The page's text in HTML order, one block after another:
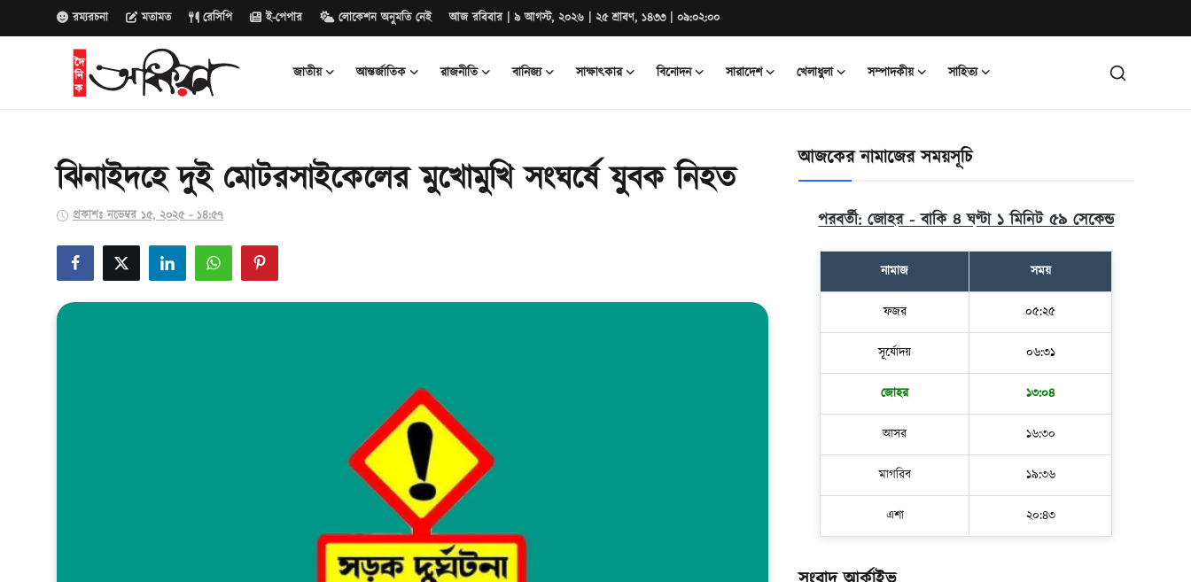
রম্যরচনা মতামত রেসিপি ই-পেপার লোকেশন অনুমতি নেই আজ রবিবার | ৯ আগস্ট, ২০২৬ | ২৫ শ্রাবণ, ১৪৩৩ | ০৯:০২:০১
জাতীয় আন্তর্জাতিক রাজনীতি বানিজ্য সাক্ষাৎকার বিনোদন সারাদেশ খেলাধুলা সম্পাদকীয় সাহিত্য
আন্তর্জাতিক
রাজনীতি
সাক্ষাৎকার
ঝিনাইদহে দুই মোটরসাইকেলের মুখোমুখি সংঘর্ষে যুবক নিহত
প্রকাশঃ নভেম্বর ১৫, ২০২৫ - ১৪:৫৭
আজকের নামাজের সময়সূচি
পরবর্তী: জোহর - বাকি ৪ ঘণ্টা ১ মিনিট ৫৮ সেকেন্ড
নামাজ সময়
ফজর ০৫:২৫
সূর্যোদয় ০৬:৩১
জোহর ১৩:০৪
আসর ১৬:৩০
মাগরিব ১৯:৩৬
এশা ২০:৪৩